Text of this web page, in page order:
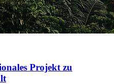
Projekt zu